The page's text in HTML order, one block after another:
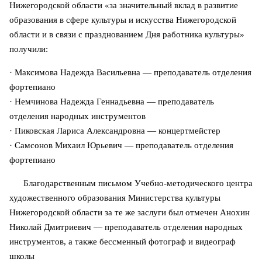
Нижегородской области «за значительный вклад в развитие
образования в сфере культуры и искусства Нижегородской
области и в связи с празднованием Дня работника культуры»
получили:
· Максимова Надежда Васильевна — преподаватель отделения
фортепиано
· Немчинова Надежда Геннадьевна — преподаватель
отделения народных инструментов
· Пиковская Лариса Александровна — концертмейстер
· Самсонов Михаил Юрьевич — преподаватель отделения
фортепиано
Благодарственным письмом Учебно-методического центра
художественного образования Министерства культуры
Нижегородской области за те же заслуги был отмечен Анохин
Николай Дмитриевич — преподаватель отделения народных
инструментов, а также бессменный фотограф и видеограф
школы